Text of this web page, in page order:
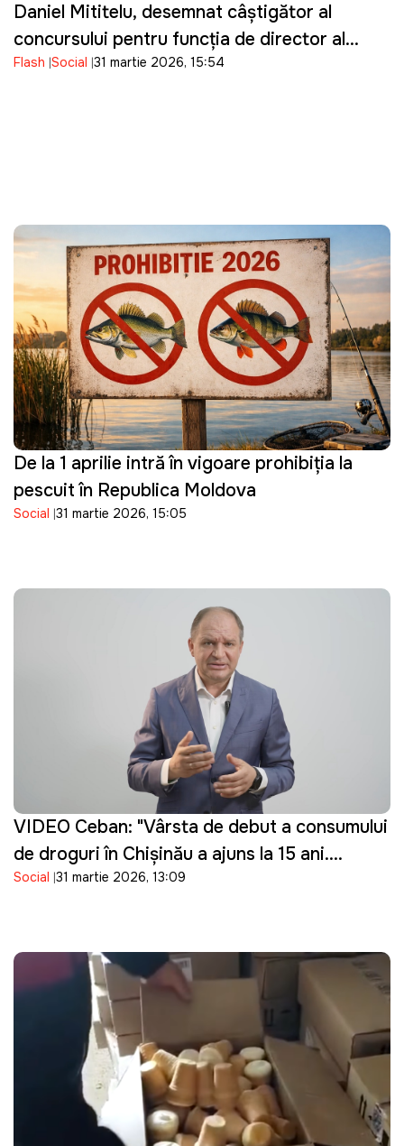
Daniel Mititelu, desemnat câștigător al
concursului pentru funcția de director al
ANRE
Flash Social 31 martie 2026, 15:54
De la 1 aprilie intră în vigoare prohibiția la
pescuit în Republica Moldova
Social 31 martie 2026, 15:05
VIDEO Ceban: "Vârsta de debut a consumului
de droguri în Chișinău a ajuns la 15 ani.
Guvernarea cu ce se ocupă?"
Social 31 martie 2026, 13:09